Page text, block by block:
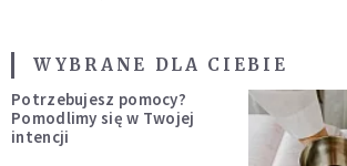
WYBRANE DLA CIEBIE
Potrzebujesz pomocy?
Pomodlimy się w Twojej
intencji